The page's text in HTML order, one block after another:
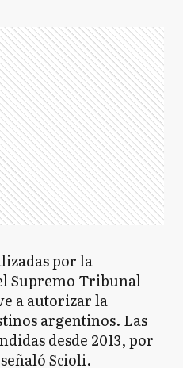
por la
Supremo Tribunal
a autorizar la
argentinos. Las
desde 2013, por
Scioli.